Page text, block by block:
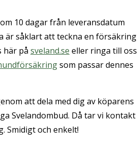
10 dagar från leveransdatum
är såklart att teckna en försäkring
här på sveland.se eller ringa till oss
som passar dennes
att dela med dig av köparens
Svelandombud. Då tar vi kontakt
Smidigt och enkelt!